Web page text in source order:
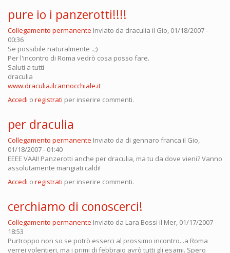
pure io i panzerotti!!!!
Collegamento permanente Inviato da draculia il Gio, 01/18/2007 -
00:36
Se possibile naturalmente ..;)
Per l'incontro di Roma vedrò cosa posso fare.
Saluti a tutti
draculia
www.draculia.ilcannocchiale.it
Accedi o registrati per inserire commenti.
per draculia
Collegamento permanente Inviato da di gennaro franca il Gio,
01/18/2007 - 01:40
EEEE VAAI! Panzerotti anche per draculia, ma tu da dove vieni? Vanno
assolutamente mangiati caldi!
Accedi o registrati per inserire commenti.
cerchiamo di conoscerci!
Collegamento permanente Inviato da Lara Bossi il Mer, 01/17/2007 -
18:53
Purtroppo non so se potrò esserci al prossimo incontro...a Roma
verrei volentieri, ma i primi di febbraio avrò tutti gli esami. Spero